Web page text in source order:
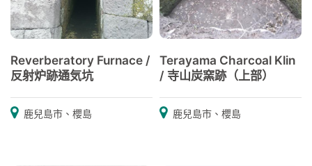
Reverberatory Furnace /
反射炉跡通気坑
鹿兒島市、櫻島
Terayama Charcoal Klin
/ 寺山炭窯跡（上部）
鹿兒島市、櫻島